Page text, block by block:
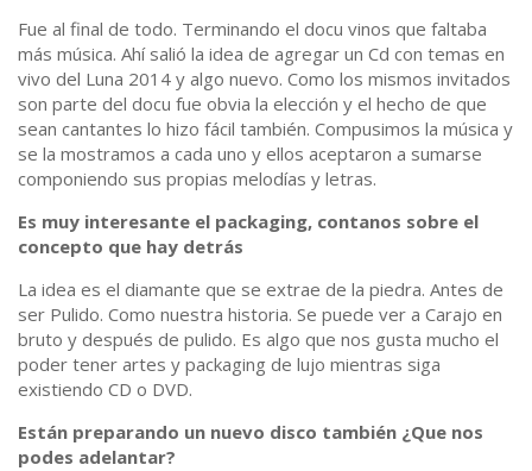
Fue al final de todo. Terminando el docu vinos que faltaba
más música. Ahí salió la idea de agregar un Cd con temas en
vivo del Luna 2014 y algo nuevo. Como los mismos invitados
son parte del docu fue obvia la elección y el hecho de que
sean cantantes lo hizo fácil también. Compusimos la música y
se la mostramos a cada uno y ellos aceptaron a sumarse
componiendo sus propias melodías y letras.
Es muy interesante el packaging, contanos sobre el
concepto que hay detrás
La idea es el diamante que se extrae de la piedra. Antes de
ser Pulido. Como nuestra historia. Se puede ver a Carajo en
bruto y después de pulido. Es algo que nos gusta mucho el
poder tener artes y packaging de lujo mientras siga
existiendo CD o DVD.
Están preparando un nuevo disco también ¿Que nos
podes adelantar?